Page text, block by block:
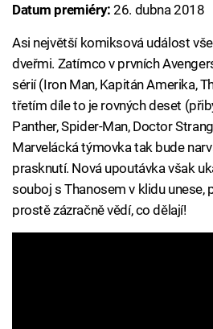
Datum premiéry: 26. dubna 2018
Asi největší komiksová událost
dveřmi. Zatímco v prvních
sérií (Iron Man, Kapitán Amerika,
třetím díle to je rovných deset
Panther, Spider-Man, Doctor
Marvelácká týmovka tak bude
prasknutí. Nová upoutávka však
souboj s Thanosem v klidu unese,
prostě zázračně vědí, co dělají!